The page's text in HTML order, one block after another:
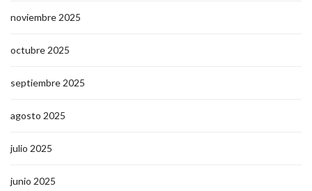
noviembre 2025
octubre 2025
septiembre 2025
agosto 2025
julio 2025
junio 2025